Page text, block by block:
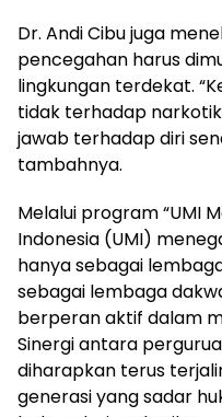
Dr. Andi Cibu juga
pencegahan harus
lingkungan terdekat.
tidak terhadap
jawab terhadap diri
tambahnya.
Melalui program “UMI
Indonesia (UMI)
hanya sebagai
sebagai lembaga
berperan aktif dalam
Sinergi antara
diharapkan terus
generasi yang sadar